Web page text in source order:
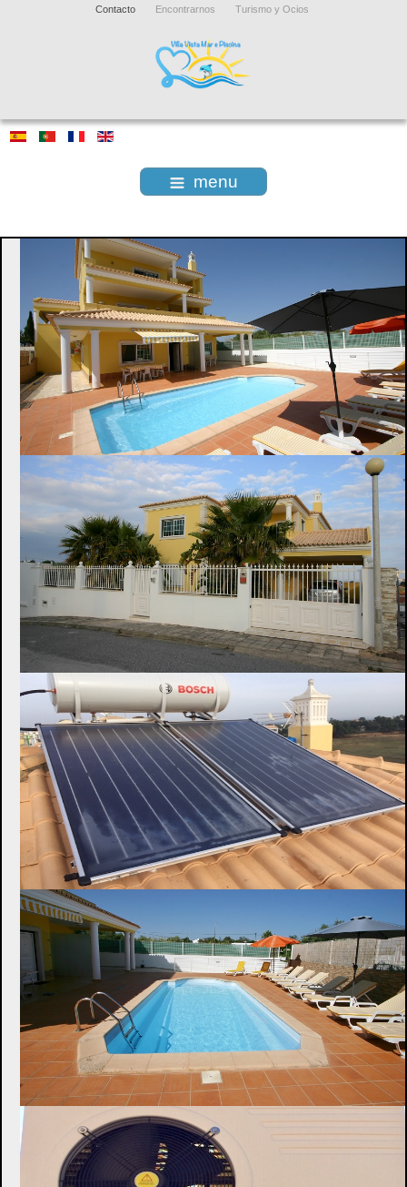
Contacto Encontrarnos Turismo y Ocios
menu